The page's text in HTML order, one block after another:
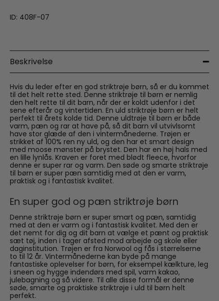
ID: 408F-07
Beskrivelse
Hvis du leder efter en god striktrøje børn, så er du kommet
til det helt rette sted. Denne striktrøje til børn er nemlig
den helt rette til dit barn, når der er koldt udenfor i det
sene efterår og vintertiden. En uld striktrøje børn er helt
perfekt til årets kolde tid. Denne uldtrøje til børn er både
varm, pæn og rar at have på, så dit barn vil utvivlsomt
have stor glæde af den i vintermånederne. Trøjen er
strikket af 100% ren ny uld, og den har et smart design
med moose mønster på brystet. Den har en høj hals med
en lille lynlås. Kraven er foret med blødt fleece, hvorfor
denne er super rar og varm. Den søde og smarte striktrøje
til børn er super pæn samtidig med at den er varm,
praktisk og i fantastisk kvalitet.
En super god og pæn striktrøje børn
Denne striktrøje børn er super smart og pæn, samtidig
med at den er varm og i fantastisk kvalitet. Med den er
det nemt for dig og dit barn at vælge et pænt og praktisk
sæt tøj, inden i tager afsted mod arbejde og skole eller
daginstitution. Trøjen er fra Norwool og fås i størrelserne
to til 12 år. Vintermånederne kan byde på mange
fantastiske oplevelser for børn, for eksempel kælkture, leg
i sneen og hygge indendørs med spil, varm kakao,
julebagning og så videre. Til alle disse formål er denne
søde, smarte og praktiske striktrøje i uld til børn helt
perfekt.